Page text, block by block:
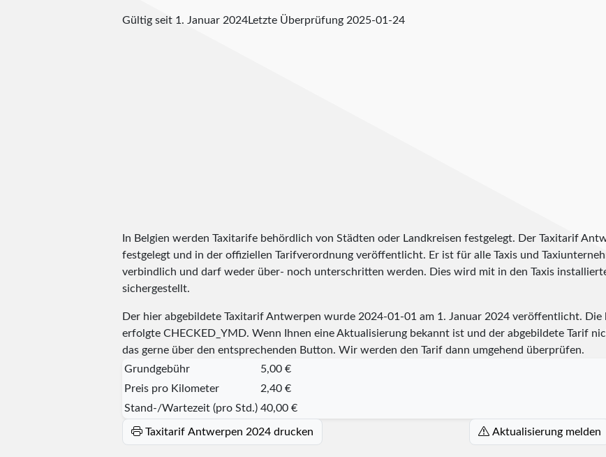
Gültig seit 1. Januar 2024Letzte Überprüfung 2025-01-24
In Belgien werden Taxitarife behördlich von Städten oder Landkreisen festgelegt. Der Taxitarif
festgelegt und in der offiziellen Tarifverordnung veröffentlicht. Er ist für alle Taxis und
verbindlich und darf weder über- noch unterschritten werden. Dies wird mit in den Taxis
sichergestellt.
Der hier abgebildete Taxitarif Antwerpen wurde 2024-01-01 am 1. Januar 2024 veröffentlicht.
erfolgte CHECKED_YMD. Wenn Ihnen eine Aktualisierung bekannt ist und der abgebildete Tarif
das gerne über den entsprechenden Button. Wir werden den Tarif dann umgehend überprüfen.
Grundgebühr
5,00 €
Preis pro Kilometer
2,40 €
Stand-/Wartezeit (pro Std.) 40,00 €
Taxitarif Antwerpen 2024 drucken Aktualisierung melden